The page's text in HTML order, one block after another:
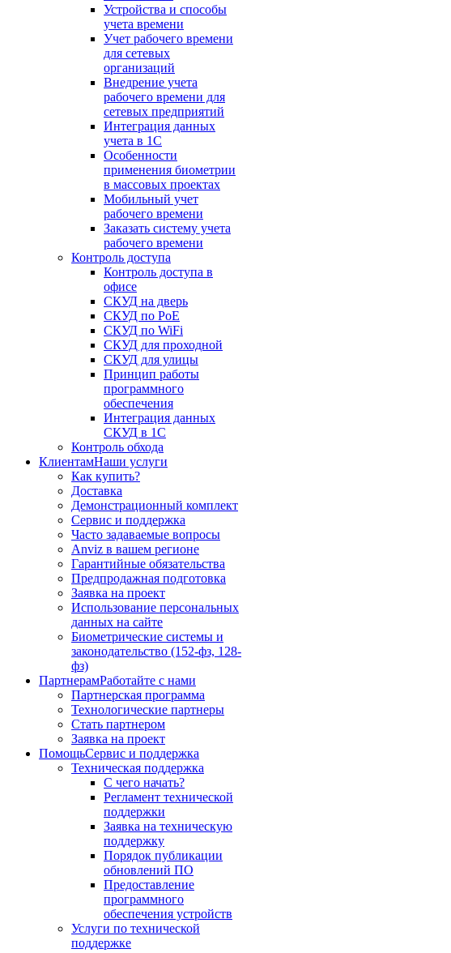
Устройства и способы
учета времени
Учет рабочего времени
для сетевых
организаций
Внедрение учета
рабочего времени для
сетевых предприятий
Интеграция данных
учета в 1С
Особенности
применения биометрии
в массовых проектах
Мобильный учет
рабочего времени
Заказать систему учета
рабочего времени
Контроль доступа
Контроль доступа в
офисе
СКУД на дверь
СКУД по PoE
СКУД по WiFi
СКУД для проходной
СКУД для улицы
Принцип работы
программного
обеспечения
Интеграция данных
СКУД в 1С
Контроль обхода
КлиентамНаши услуги
Как купить?
Доставка
Демонстрационный комплект
Сервис и поддержка
Часто задаваемые вопросы
Anviz в вашем регионе
Гарантийные обязательства
Предпродажная подготовка
Заявка на проект
Использование персональных
данных на сайте
Биометрические системы и
законодательство (152-фз, 128-
фз)
ПартнерамРаботайте с нами
Партнерская программа
Технологические партнеры
Стать партнером
Заявка на проект
ПомощьСервис и поддержка
Техническая поддержка
С чего начать?
Регламент технической
поддержки
Заявка на техническую
поддержку
Порядок публикации
обновлений ПО
Предоставление
программного
обеспечения устройств
Услуги по технической
поддержке